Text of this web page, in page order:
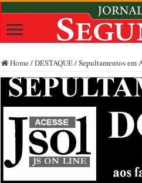
Home /DESTAQUE/Sepultamentos em